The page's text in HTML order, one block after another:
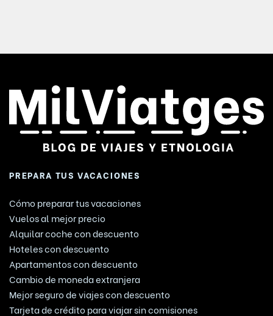
PREPARA TUS VACACIONES
Cómo preparar tus vacaciones
Vuelos al mejor precio
Alquilar coche con descuento
Hoteles con descuento
Apartamentos con descuento
Cambio de moneda extranjera
Mejor seguro de viajes con descuento
Tarjeta de crédito para viajar sin comisiones